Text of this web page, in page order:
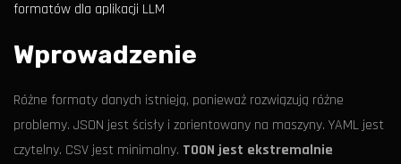
formatów dla aplikacji LLM
Wprowadzenie
Różne formaty danych istnieją, ponieważ rozwiązują różne
problemy. JSON jest ścisły i zorientowany na maszyny. YAML jest
czytelny. CSV jest minimalny. TOON jest ekstremalnie